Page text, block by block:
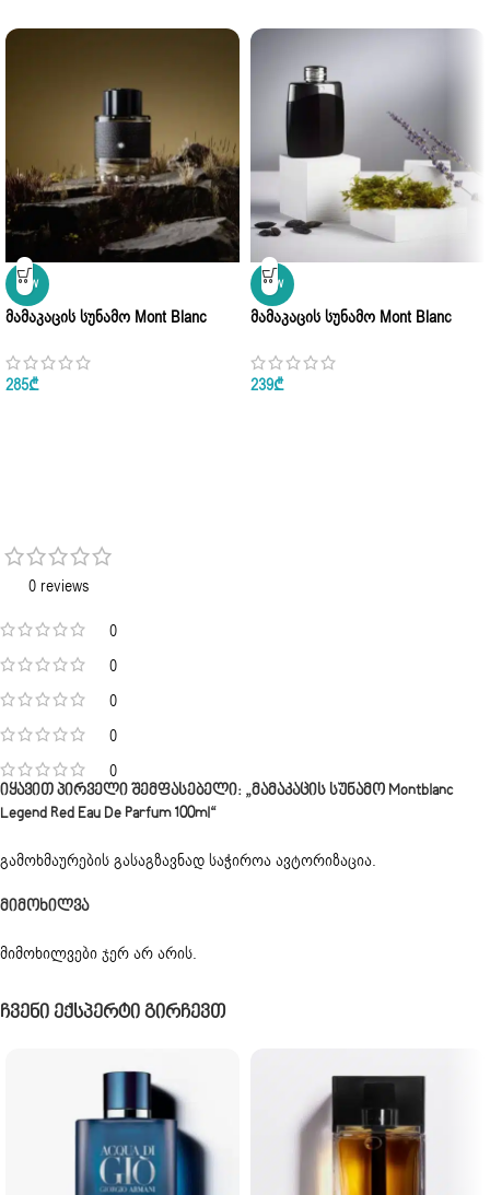
NEW
Მამაკაცის Სუნამო Mont Blanc
285₾
NEW
Მამაკაცის Სუნამო Mont Blanc
239₾
0 reviews
0
0
0
0
0
Მიმოხილვა
მიმოხილვები ჯერ არ არის.
Იყავით Პირველი Შემფასებელი: „მამაკაცის Სუნამო Montblanc
Legend Red Eau De Parfum 100ml“
გამოხმაურების გასაგზავნად საჭიროა ავტორიზაცია.
Ჩვენი Ექსპერტი Გირჩევთ